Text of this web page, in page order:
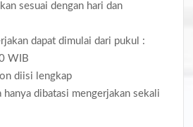
sesuai dengan hari dan
dapat dimulai dari pukul :
WIB
diisi lengkap
hanya dibatasi mengerjakan sekali